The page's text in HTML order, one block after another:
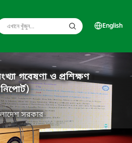
English
গবেষণা ও প্রশিক্ষণ
সরকার